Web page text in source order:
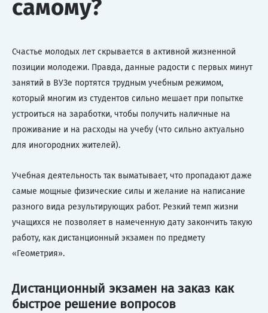
самому?
Счастье молодых лет скрывается в активной жизненной
позиции молодежи. Правда, данные радости с первых минут
занятий в ВУЗе портятся трудным учебным режимом,
который многим из студентов сильно мешает при попытке
устроиться на заработки, чтобы получить наличные на
проживание и на расходы на учебу (что сильно актуально
для иногородних жителей).
Учебная деятельность так выматывает, что пропадают даже
самые мощные физические силы и желание на написание
разного вида результирующих работ. Резкий темп жизни
учащихся не позволяет в намеченную дату закончить такую
работу, как дистанционный экзамен по предмету
«Геометрия».
Дистанционный экзамен на заказ как
быстрое решение вопросов